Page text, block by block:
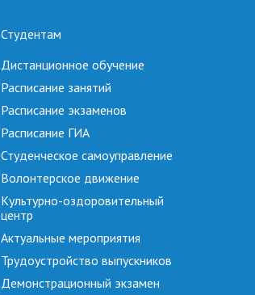
Студентам
Дистанционное обучение
Расписание занятий
Расписание экзаменов
Расписание ГИА
Студенческое самоуправление
Волонтерское движение
Культурно-оздоровительный
центр
Актуальные мероприятия
Трудоустройство выпускников
Демонстрационный экзамен